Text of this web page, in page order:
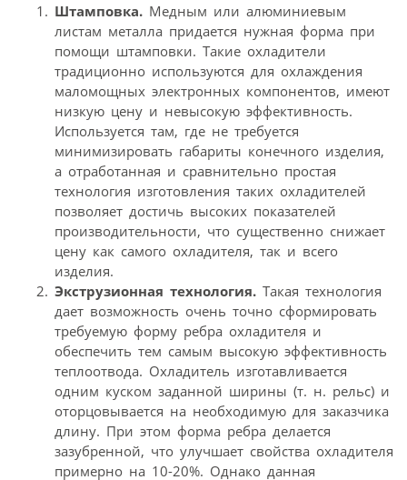
Штамповка. Медным или алюминиевым
листам металла придается нужная форма при
помощи штамповки. Такие охладители
традиционно используются для охлаждения
маломощных электронных компонентов, имеют
низкую цену и невысокую эффективность.
Используется там, где не требуется
минимизировать габариты конечного изделия,
а отработанная и сравнительно простая
технология изготовления таких охладителей
позволяет достичь высоких показателей
производительности, что существенно снижает
цену как самого охладителя, так и всего
изделия.
Экструзионная технология. Такая технология
дает возможность очень точно сформировать
требуемую форму ребра охладителя и
обеспечить тем самым высокую эффективность
теплоотвода. Охладитель изготавливается
одним куском заданной ширины (т. н. рельс) и
оторцовывается на необходимую для заказчика
длину. При этом форма ребра делается
зазубренной, что улучшает свойства охладителя
примерно на 10-20%. Однако данная